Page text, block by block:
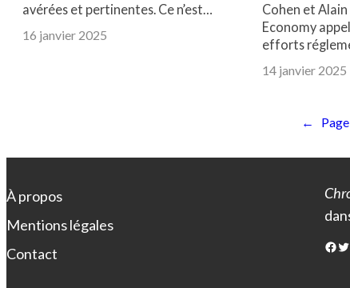
avérées et pertinentes. Ce n’est…
16 janvier 2025
Cohen et
Economy
efforts
14 janvier 2025
←
À propos
Mentions légales
Contact
Facebook Twitter